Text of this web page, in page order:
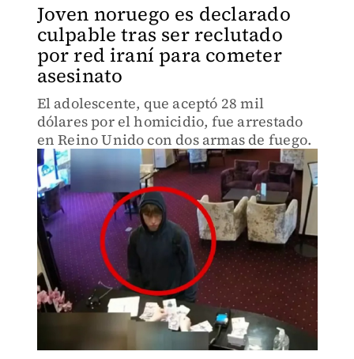
Joven noruego es declarado
culpable tras ser reclutado
por red iraní para cometer
asesinato
El adolescente, que aceptó 28 mil
dólares por el homicidio, fue arrestado
en Reino Unido con dos armas de fuego.